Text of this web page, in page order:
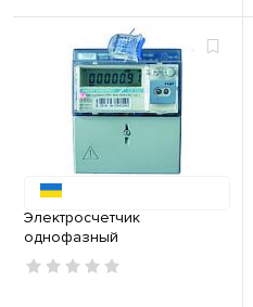
Электросчетчик
однофазный
многотарифный
Энергомера на DIN-рейку и